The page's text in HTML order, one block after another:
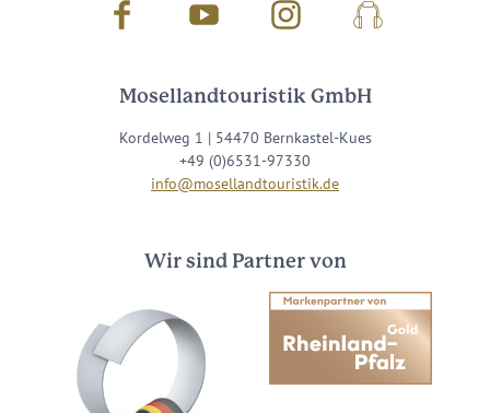
Facebook Youtube InstagramPodcast
Mosellandtouristik GmbH
Kordelweg 1 | 54470 Bernkastel-Kues
+49 (0)6531-97330
info@mosellandtouristik.de
Wir sind Partner von